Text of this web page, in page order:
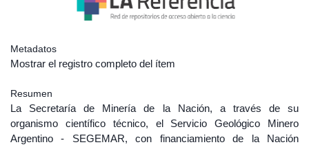
Metadatos
Mostrar el registro completo del ítem
Resumen
La Secretaría de Minería de la Nación, a través de su
organismo científico técnico, el Servicio Geológico Minero
Argentino - SEGEMAR, con financiamiento de la Nación